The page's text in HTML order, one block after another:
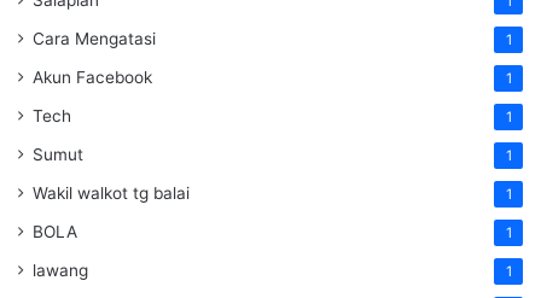
Cara Mengatasi 1
Akun Facebook 1
Tech 1
Sumut 1
Wakil walkot tg balai 1
BOLA 1
lawang 1